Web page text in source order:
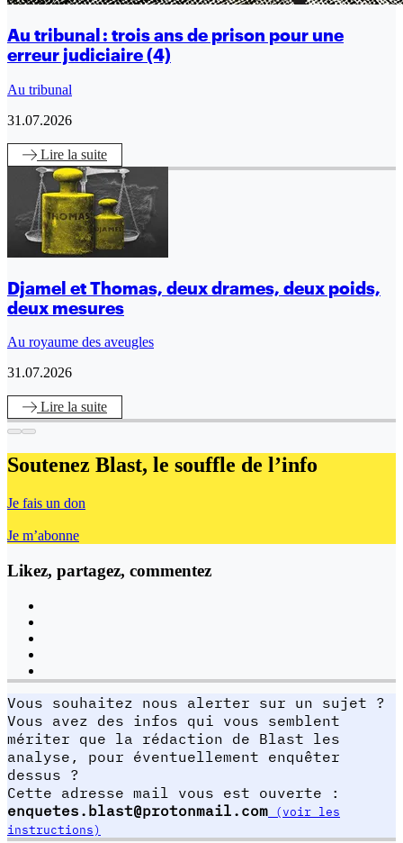
Au tribunal : trois ans de prison pour une
erreur judiciaire (4)
Au tribunal
31.07.2026
Lire la suite
Djamel et Thomas, deux drames, deux poids,
deux mesures
Au royaume des aveugles
31.07.2026
Lire la suite
Soutenez Blast, le souffle de l’info
Je fais un don
Je m’abonne
Likez, partagez, commentez
Vous souhaitez nous alerter sur un sujet ?
Vous avez des infos qui vous semblent
mériter que la rédaction de Blast les
analyse, pour éventuellement enquêter
dessus ?
Cette adresse mail vous est ouverte :
enquetes.blast@protonmail.com (voir les
instructions)